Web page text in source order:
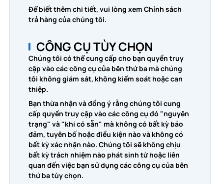
Để biết thêm chi tiết, vui lòng xem Chính sách
trả hàng của chúng tôi.
CÔNG CỤ TÙY CHỌN
Chúng tôi có thể cung cấp cho bạn quyền truy
cập vào các công cụ của bên thứ ba mà chúng
tôi không giám sát, không kiểm soát hoặc can
thiệp.
Bạn thừa nhận và đồng ý rằng chúng tôi cung
cấp quyền truy cập vào các công cụ đó "nguyên
trạng" và "khi có sẵn" mà không có bất kỳ bảo
đảm, tuyên bố hoặc điều kiện nào và không có
bất kỳ xác nhận nào. Chúng tôi sẽ không chịu
bất kỳ trách nhiệm nào phát sinh từ hoặc liên
quan đến việc bạn sử dụng các công cụ của bên
thứ ba tùy chọn.